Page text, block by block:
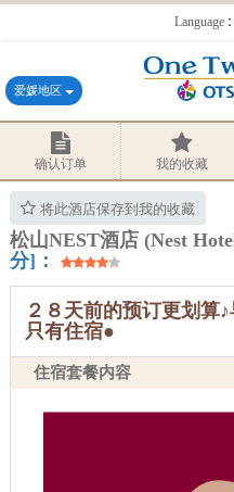
Language
爱媛地区
确认订单 我的收藏
将此酒店保存到我的收藏
松山NEST酒店 (Nest
分]：
２８天前的预订更划算
只有住宿●
住宿套餐内容